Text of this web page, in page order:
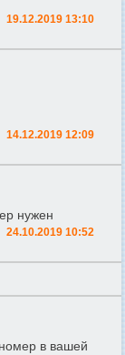
19.12.2019 13:10
14.12.2019 12:09
нужен
24.10.2019 10:52
в вашей